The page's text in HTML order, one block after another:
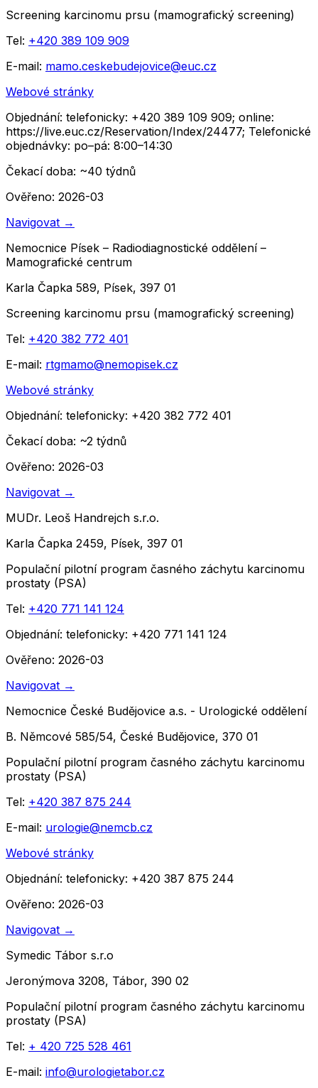
Screening karcinomu prsu (mamografický screening)
Tel: +420 389 109 909
E-mail: mamo.ceskebudejovice@euc.cz
Webové stránky
Objednání: telefonicky: +420 389 109 909; online:
https://live.euc.cz/Reservation/Index/24477; Telefonické
objednávky: po–pá: 8:00–14:30
Čekací doba: ~40 týdnů
Ověřeno: 2026-03
Navigovat →
Nemocnice Písek – Radiodiagnostické oddělení –
Mamografické centrum
Karla Čapka 589, Písek, 397 01
Screening karcinomu prsu (mamografický screening)
Tel: +420 382 772 401
E-mail: rtgmamo@nemopisek.cz
Webové stránky
Objednání: telefonicky: +420 382 772 401
Čekací doba: ~2 týdnů
Ověřeno: 2026-03
Navigovat →
MUDr. Leoš Handrejch s.r.o.
Karla Čapka 2459, Písek, 397 01
Populační pilotní program časného záchytu karcinomu
prostaty (PSA)
Tel: +420 771 141 124
Objednání: telefonicky: +420 771 141 124
Ověřeno: 2026-03
Navigovat →
Nemocnice České Budějovice a.s. - Urologické oddělení
B. Němcové 585/54, České Budějovice, 370 01
Populační pilotní program časného záchytu karcinomu
prostaty (PSA)
Tel: +420 387 875 244
E-mail: urologie@nemcb.cz
Webové stránky
Objednání: telefonicky: +420 387 875 244
Ověřeno: 2026-03
Navigovat →
Symedic Tábor s.r.o
Jeronýmova 3208, Tábor, 390 02
Populační pilotní program časného záchytu karcinomu
prostaty (PSA)
Tel: + 420 725 528 461
E-mail: info@urologietabor.cz